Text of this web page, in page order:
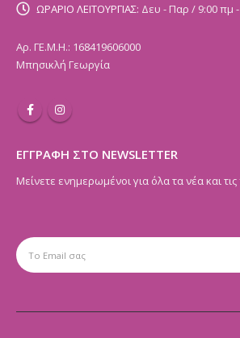
ΩΡΑΡΙΟ ΛΕΙΤΟΥΡΓΙΑΣ: Δευ - Παρ / 9:00 πμ
Αρ. ΓΕ.Μ.Η.: 168419606000
Μπησικλή Γεωργία
ΕΓΓΡΑΦΗ ΣΤΟ NEWSLETTER
Μείνετε ενημερωμένοι για όλα τα νέα και